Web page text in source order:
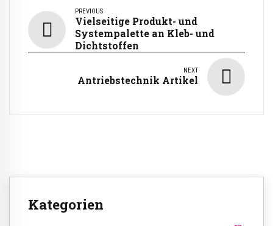
PREVIOUS
Vielseitige Produkt- und
Systempalette an Kleb- und
Dichtstoffen
NEXT
Antriebstechnik Artikel
Kategorien